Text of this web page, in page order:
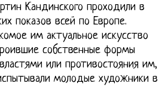
Кандинского проходили в
показов всей по Европе.
им актуальное искусство
собственные формы
или противостояния им,
молодые художники в